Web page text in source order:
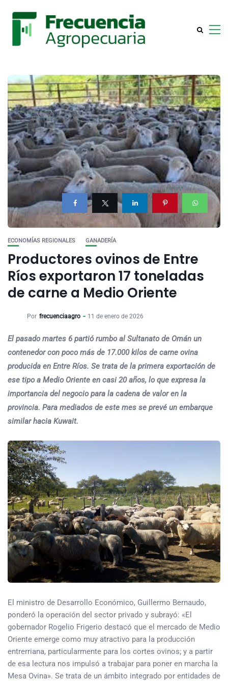
ECONOMÍAS REGIONALES GANADERÍA
Productores ovinos de Entre
Ríos exportaron 17 toneladas
de carne a Medio Oriente
Por frecuenciaagro 11 de enero de 2026
El pasado martes 6 partió rumbo al Sultanato de Omán un
contenedor con poco más de 17.000 kilos de carne ovina
producida en Entre Ríos. Se trata de la primera exportación de
ese tipo a Medio Oriente en casi 20 años, lo que expresa la
importancia del negocio para la cadena de valor en la
provincia. Para mediados de este mes se prevé un embarque
similar hacia Kuwait.
El ministro de Desarrollo Económico, Guillermo Bernaudo,
ponderó la operación del sector privado y subrayó: «El
gobernador Rogelio Frigerio destacó que el mercado de Medio
Oriente emerge como muy atractivo para la producción
entrerriana, particularmente para los cortes ovinos; y a partir
de esa lectura nos impulsó a trabajar para poner en marcha la
Mesa Ovina». Se trata de un ámbito integrado por entidades de